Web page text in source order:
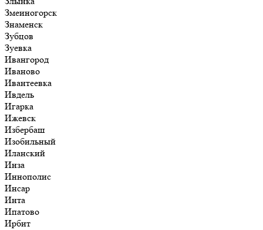
Змеиногорск
Знаменск
Зубцов
Зуевка
Ивангород
Иваново
Ивантеевка
Ивдель
Игарка
Ижевск
Избербаш
Изобильный
Иланский
Инза
Иннополис
Инсар
Инта
Ипатово
Ирбит